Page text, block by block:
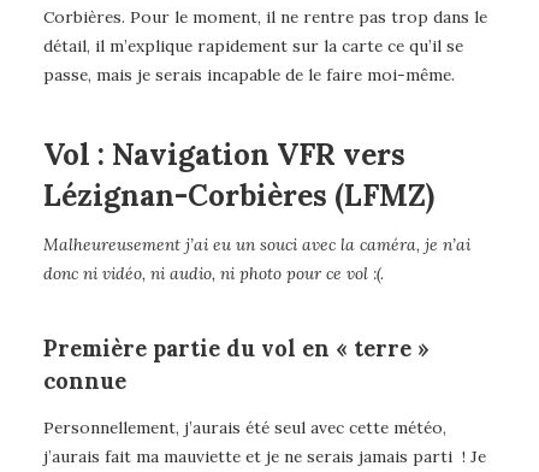
Corbières. Pour le moment, il ne rentre pas trop dans le
détail, il m’explique rapidement sur la carte ce qu’il se
passe, mais je serais incapable de le faire moi-même.
Vol : Navigation VFR vers
Lézignan-Corbières (LFMZ)
Malheureusement j’ai eu un souci avec la caméra, je n’ai
donc ni vidéo, ni audio, ni photo pour ce vol :(.
Première partie du vol en « terre »
connue
Personnellement, j’aurais été seul avec cette météo,
j’aurais fait ma mauviette et je ne serais jamais parti ! Je